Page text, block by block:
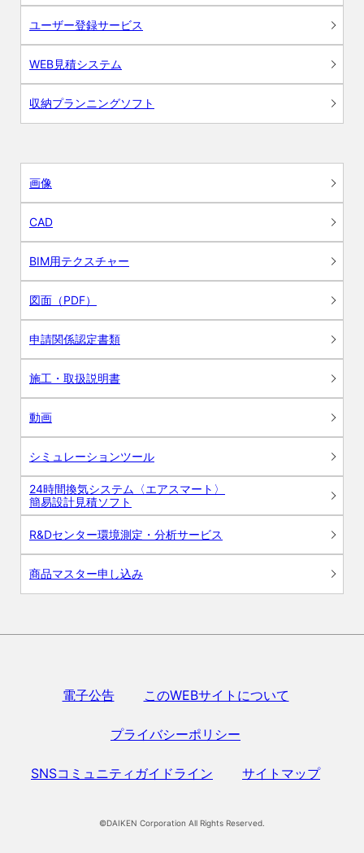
ユーザー登録サービス
WEB見積システム
収納プランニングソフト
画像
CAD
BIM用テクスチャー
図面（PDF）
申請関係認定書類
施工・取扱説明書
動画
シミュレーションツール
24時間換気システム〈エアスマート〉
簡易設計見積ソフト
R&Dセンター環境測定・分析サービス
商品マスター申し込み
電子公告 このWEBサイトについて
プライバシーポリシー
SNSコミュニティガイドライン サイトマップ
©DAIKEN Corporation All Rights Reserved.